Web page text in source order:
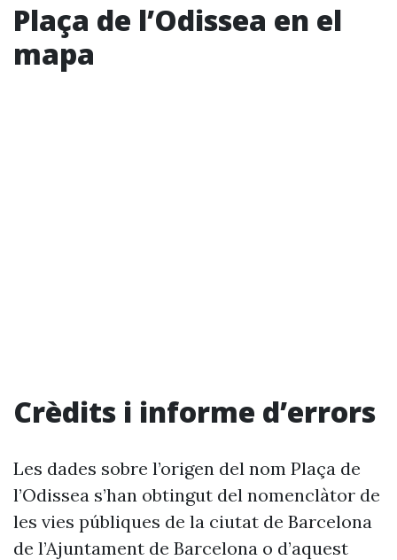
Plaça de l’Odissea en el
mapa
Crèdits i informe d’errors
Les dades sobre l’origen del nom Plaça de
l’Odissea s’han obtingut del nomenclàtor de
les vies públiques de la ciutat de Barcelona
de l’Ajuntament de Barcelona o d’aquest